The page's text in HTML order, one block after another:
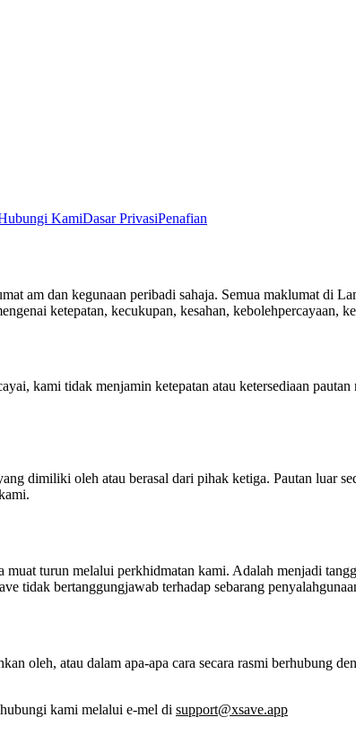
KamiDasar PrivasiPenafian
am dan kegunaan peribadi sahaja. Semua maklumat di
ketepatan, kecukupan, kesahan, kebolehpercayaan,
kami tidak menjamin ketepatan atau ketersediaan
dimiliki oleh atau berasal dari pihak ketiga. Pautan luar
turun melalui perkhidmatan kami. Adalah menjadi
tidak bertanggungjawab terhadap sebarang
oleh, atau dalam apa-apa cara secara rasmi berhubung
kami melalui e-mel di support@xsave.app